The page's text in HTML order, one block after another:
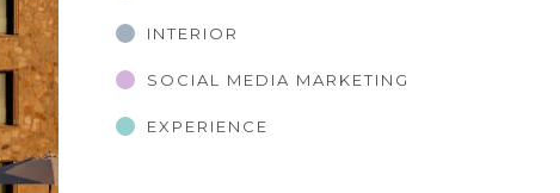
INTERIOR
SOCIAL MEDIA MARKETING
EXPERIENCE